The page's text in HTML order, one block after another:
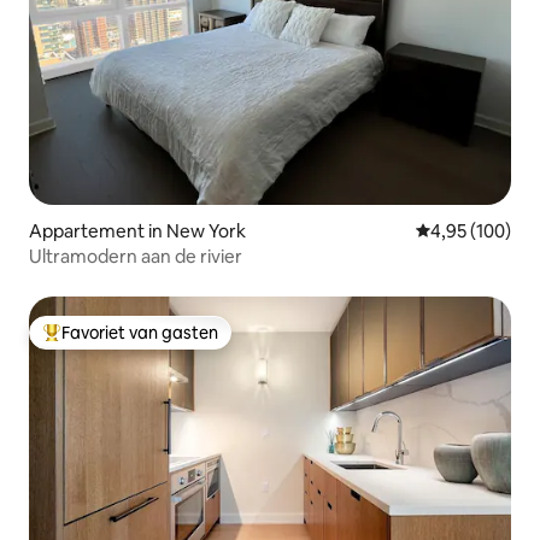
Appartement in New York Gemiddelde
4,95 (100)
Ultramodern aan de rivier
Topfavoriet van gasten
Favoriet van gasten